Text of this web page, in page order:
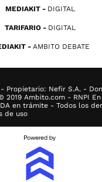
MEDIAKIT DIGITAL
TARIFARIO DIGITAL
AMBITO DEBATE
Propietario: Nefir S.A. -
2019 Ambito.com - RNPI
en trámite - Todos los
de uso